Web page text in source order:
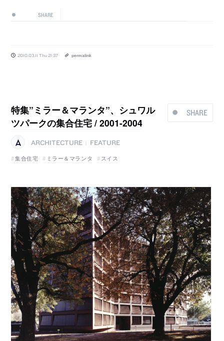
SHARE
2010.03.11 Thu 21:37 permalink
SHARE
特集”ミラー＆マランタ”、シュワル
ツパークの集合住宅 / 2001-2004
ARCHITECTURE
FEATURE
集合住宅
ミラー＆マランタ スイス